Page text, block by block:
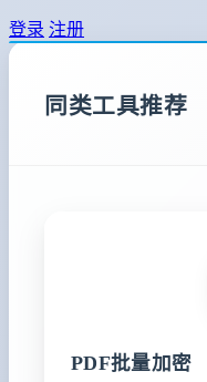
登录 注册
同类工具推荐
PDF批量加密